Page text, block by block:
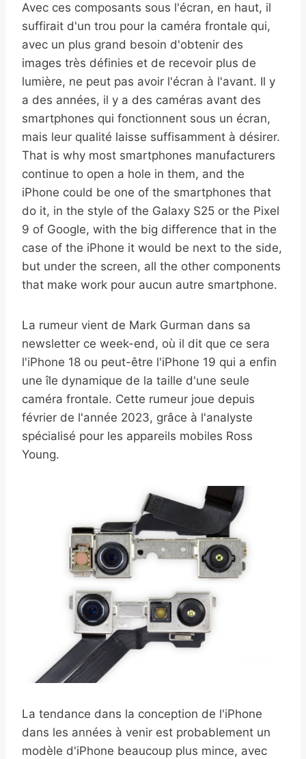
Avec ces composants sous l'écran, en haut, il
suffirait d'un trou pour la caméra frontale qui,
avec un plus grand besoin d'obtenir des
images très définies et de recevoir plus de
lumière, ne peut pas avoir l'écran à l'avant. Il y
a des années, il y a des caméras avant des
smartphones qui fonctionnent sous un écran,
mais leur qualité laisse suffisamment à désirer.
That is why most smartphones manufacturers
continue to open a hole in them, and the
iPhone could be one of the smartphones that
do it, in the style of the Galaxy S25 or the Pixel
9 of Google, with the big difference that in the
case of the iPhone it would be next to the side,
but under the screen, all the other components
that make work pour aucun autre smartphone.
La rumeur vient de Mark Gurman dans sa
newsletter ce week-end, où il dit que ce sera
l'iPhone 18 ou peut-être l'iPhone 19 qui a enfin
une île dynamique de la taille d'une seule
caméra frontale. Cette rumeur joue depuis
février de l'année 2023, grâce à l'analyste
spécialisé pour les appareils mobiles Ross
Young.
La tendance dans la conception de l'iPhone
dans les années à venir est probablement un
modèle d'iPhone beaucoup plus mince, avec